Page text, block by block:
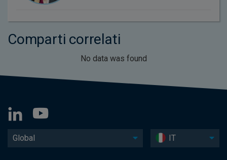
Comparti correlati
No data was found
Global IT